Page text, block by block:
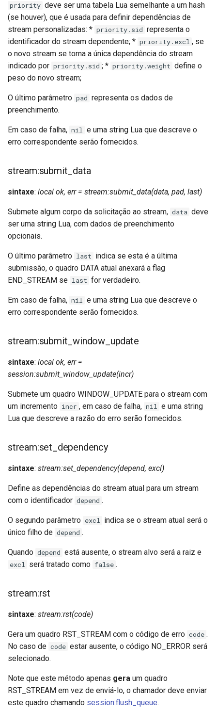
priority deve ser uma tabela Lua semelhante a um hash
(se houver), que é usada para definir dependências de
stream personalizadas: * priority.sid representa o
identificador do stream dependente; * priority.excl , se
o novo stream se torna a única dependência do stream
indicado por priority.sid ; * priority.weight define o
peso do novo stream;
O último parâmetro pad representa os dados de
preenchimento.
Em caso de falha, nil e uma string Lua que descreve o
erro correspondente serão fornecidos.
stream:submit_data
sintaxe: local ok, err = stream:submit_data(data, pad, last)
Submete algum corpo da solicitação ao stream, data deve
ser uma string Lua, com dados de preenchimento
opcionais.
O último parâmetro last indica se esta é a última
submissão, o quadro DATA atual anexará a flag
END_STREAM se last for verdadeiro.
Em caso de falha, nil e uma string Lua que descreve o
erro correspondente serão fornecidos.
stream:submit_window_update
sintaxe: local ok, err =
session:submit_window_update(incr)
Submete um quadro WINDOW_UPDATE para o stream com
um incremento incr , em caso de falha, nil e uma string
Lua que descreve a razão do erro serão fornecidos.
stream:set_dependency
sintaxe: stream:set_dependency(depend, excl)
Define as dependências do stream atual para um stream
com o identificador depend .
O segundo parâmetro excl indica se o stream atual será o
único filho de depend .
Quando depend está ausente, o stream alvo será a raiz e
excl será tratado como false .
stream:rst
sintaxe: stream:rst(code)
Gera um quadro RST_STREAM com o código de erro code .
No caso de code estar ausente, o código NO_ERROR será
selecionado.
Note que este método apenas gera um quadro
RST_STREAM em vez de enviá-lo, o chamador deve enviar
este quadro chamando session:flush_queue.